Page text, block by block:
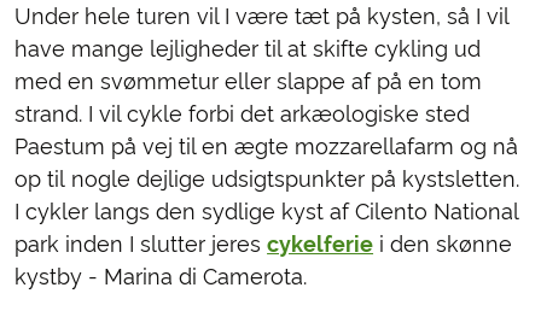
Under hele turen vil I være tæt på kysten, så I vil
have mange lejligheder til at skifte cykling ud
med en svømmetur eller slappe af på en tom
strand. I vil cykle forbi det arkæologiske sted
Paestum på vej til en ægte mozzarellafarm og nå
op til nogle dejlige udsigtspunkter på kystsletten.
I cykler langs den sydlige kyst af Cilento National
park inden I slutter jerescykelferie i den skønne
kystby - Marina di Camerota.